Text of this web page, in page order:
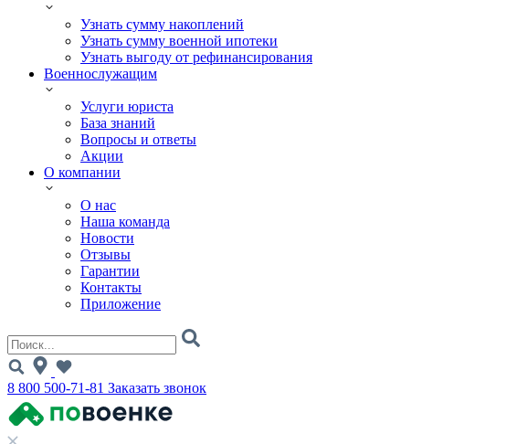
Узнать сумму накоплений
Узнать сумму военной ипотеки
Узнать выгоду от рефинансирования
Военнослужащим
Услуги юриста
База знаний
Вопросы и ответы
Акции
О компании
О нас
Наша команда
Новости
Отзывы
Гарантии
Контакты
Приложение
8 800 500-71-81 Заказать звонок